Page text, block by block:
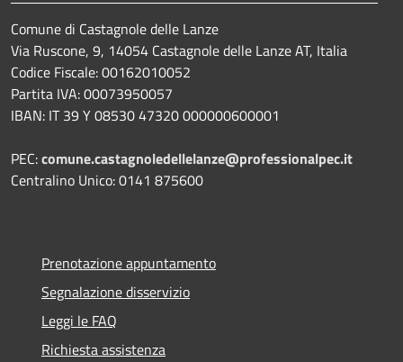
Comune di Castagnole delle Lanze
Via Ruscone, 9, 14054 Castagnole delle Lanze AT, Italia
Codice Fiscale: 00162010052
Partita IVA: 00073950057
IBAN: IT 39 Y 08530 47320 000000600001
PEC:comune.castagnoledellelanze@professionalpec.it
Centralino Unico: 0141 875600
Prenotazione appuntamento
Segnalazione disservizio
Leggi le FAQ
Richiesta assistenza